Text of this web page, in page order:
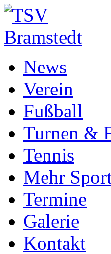
News
Verein
Fußball
Turnen &
Tennis
Mehr
Termine
Galerie
Kontakt